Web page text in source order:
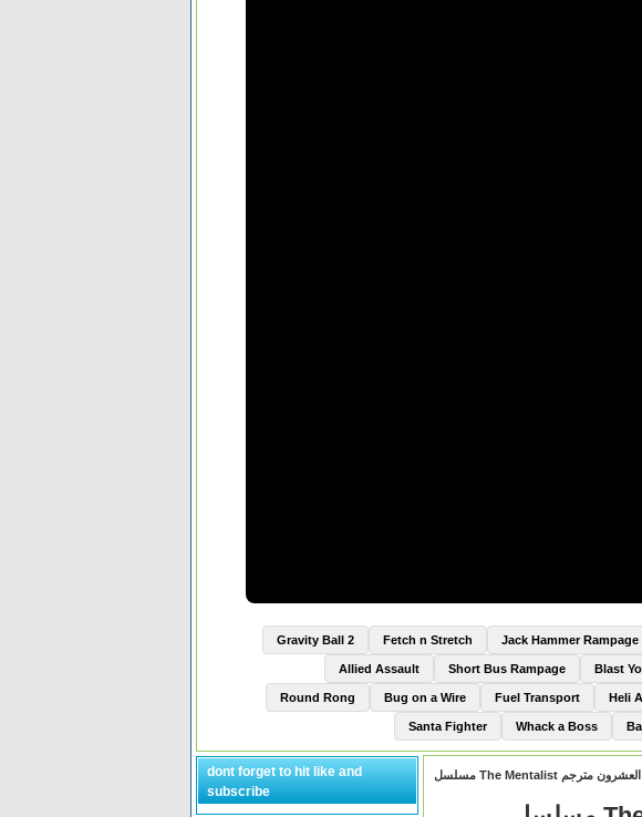
Jack Hammer Rampage
Fetch n Stretch
Gravity Ball 2
Blast
Short Bus Rampage
Allied Assault
Heli
Fuel Transport
Bug on a Wire
Round Rong
Whack a Boss
Santa Fighter
dont forget to hit like and
subscribe